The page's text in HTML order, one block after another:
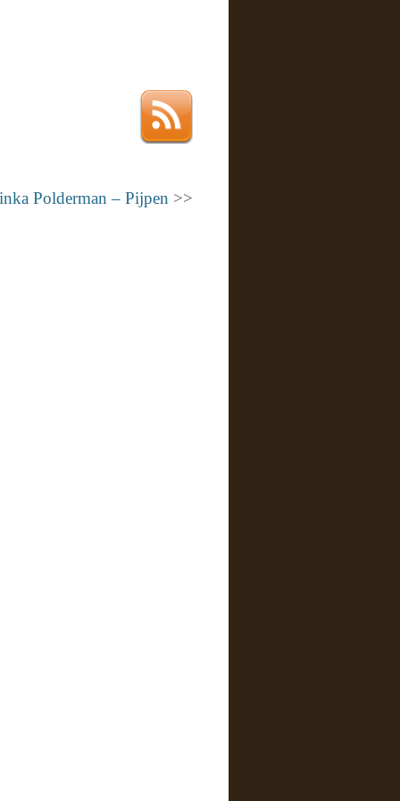
Polderman – Pijpen >>